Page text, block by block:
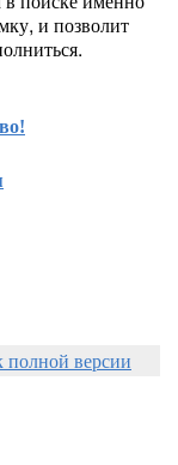
и позволит
полной версии